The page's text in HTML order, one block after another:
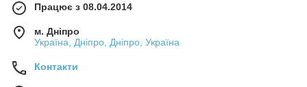
Працює з 08.04.2014
м. Дніпро
Україна, Дніпро, Дніпро, Україна
Контакти